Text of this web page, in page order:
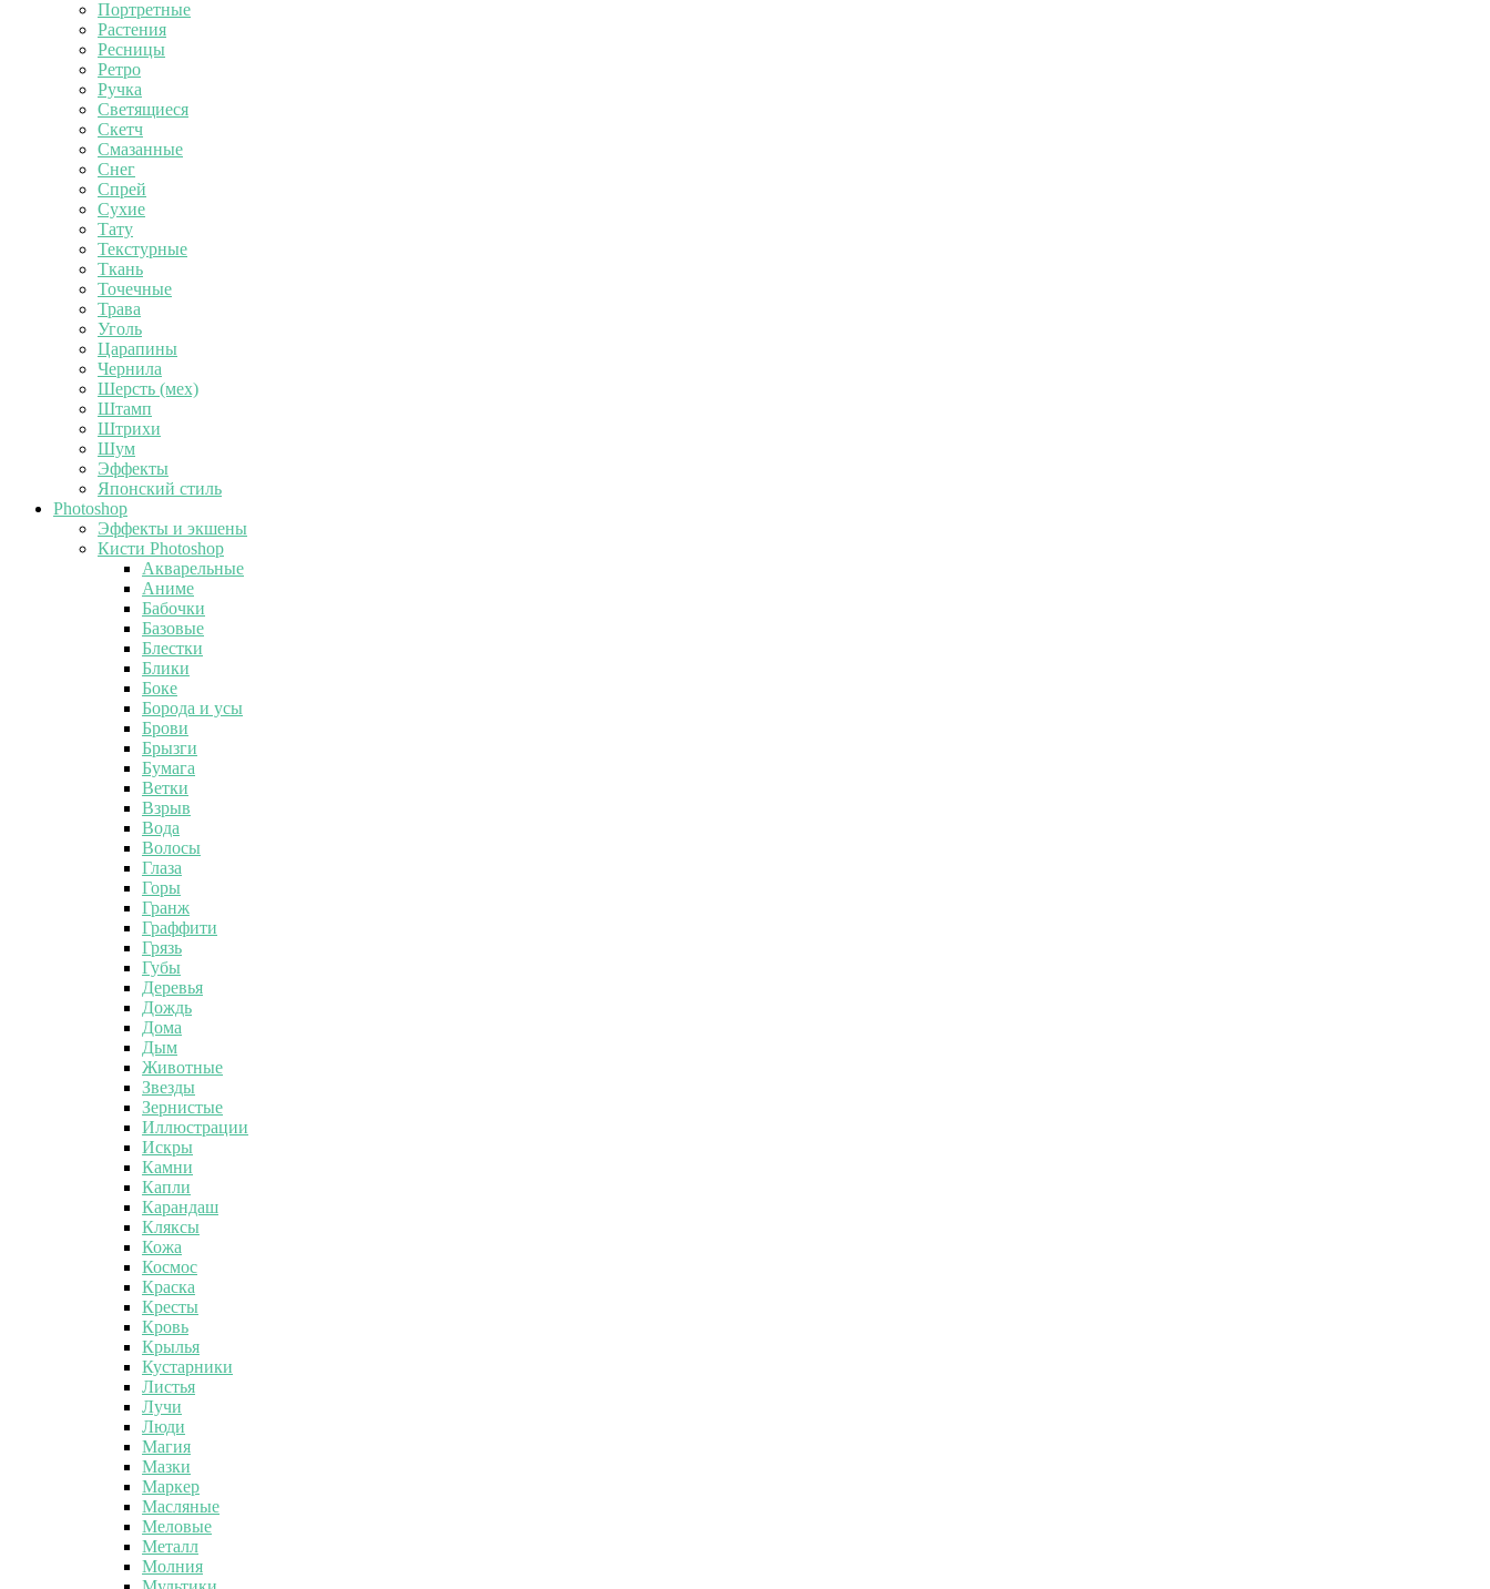
Портретные
Растения
Ресницы
Ретро
Ручка
Светящиеся
Скетч
Смазанные
Снег
Спрей
Сухие
Тату
Текстурные
Ткань
Точечные
Трава
Уголь
Царапины
Чернила
Шерсть (мех)
Штамп
Штрихи
Шум
Эффекты
Японский стиль
Photoshop
Эффекты и экшены
Кисти Photoshop
Акварельные
Аниме
Бабочки
Базовые
Блестки
Блики
Боке
Борода и усы
Брови
Брызги
Бумага
Ветки
Взрыв
Вода
Волосы
Глаза
Горы
Гранж
Граффити
Грязь
Губы
Деревья
Дождь
Дома
Дым
Животные
Звезды
Зернистые
Иллюстрации
Искры
Камни
Капли
Карандаш
Кляксы
Кожа
Космос
Краска
Кресты
Кровь
Крылья
Кустарники
Листья
Лучи
Люди
Магия
Мазки
Маркер
Масляные
Меловые
Металл
Молния